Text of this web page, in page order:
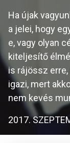
Ha újak
a jelei, hogy
e, vagy olyan
kiteljesítő
is rájössz
igazi, mert
nem kevés
2017.